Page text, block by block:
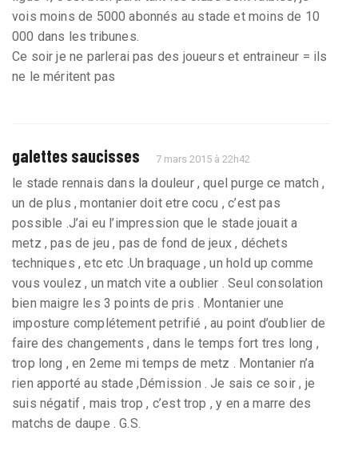
vois moins de 5000 abonnés au stade et moins de 10
000 dans les tribunes.
Ce soir je ne parlerai pas des joueurs et entraineur = ils
ne le méritent pas
galettes saucisses 7 mars 2015 à 22h42
le stade rennais dans la douleur , quel purge ce match ,
un de plus , montanier doit etre cocu , c’est pas
possible .J’ai eu l’impression que le stade jouait a
metz , pas de jeu , pas de fond de jeux , déchets
techniques , etc etc .Un braquage , un hold up comme
vous voulez , un match vite a oublier . Seul consolation
bien maigre les 3 points de pris . Montanier une
imposture complétement petrifié , au point d’oublier de
faire des changements , dans le temps fort tres long ,
trop long , en 2eme mi temps de metz . Montanier n’a
rien apporté au stade ,Démission . Je sais ce soir , je
suis négatif , mais trop , c’est trop , y en a marre des
matchs de daupe . G.S.